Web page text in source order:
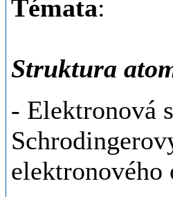
Témata:
Struktura
- Elektronová
elektronového